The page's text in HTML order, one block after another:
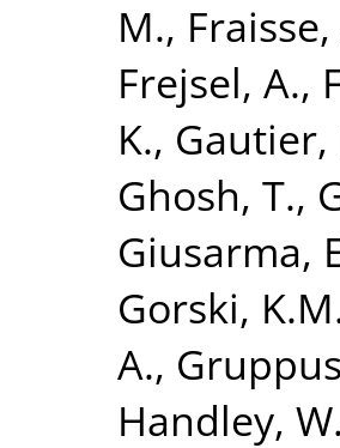
M.,
Frejsel, A.,
K., Gautier,
Ghosh, T.,
Giusarma,
Gorski,
A.,
Handley, W.